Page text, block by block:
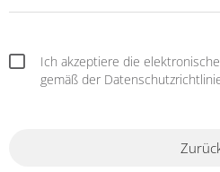
Ich akzeptiere die
gemäß der